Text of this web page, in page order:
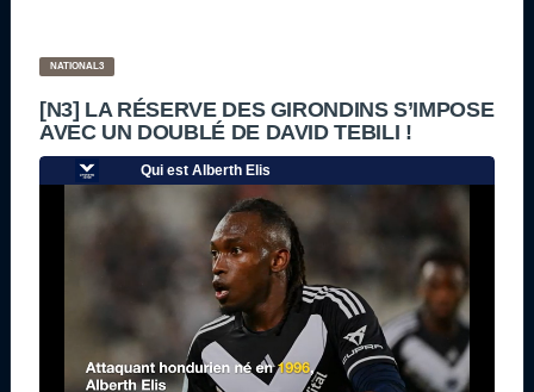
NATIONAL3
[N3] LA RÉSERVE DES GIRONDINS S’IMPOSE
AVEC UN DOUBLÉ DE DAVID TEBILI !